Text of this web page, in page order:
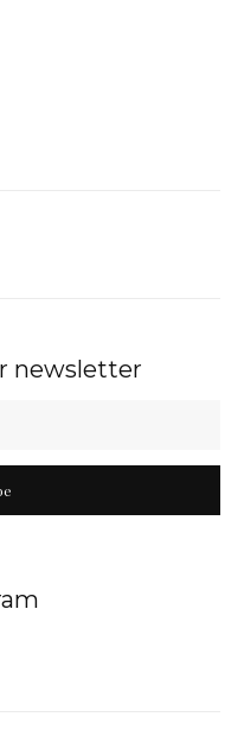
newsletter